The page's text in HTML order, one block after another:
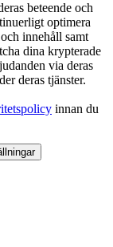
beteende och
optimera
innehåll samt
dina krypterade
via deras
deras tjänster.
innan du